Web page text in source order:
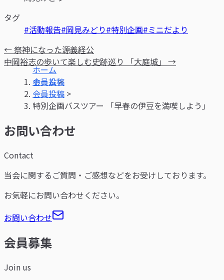
タグ
#活動報告#岡見みどり#特別企画#ミニだより
← 祭神になった源義経公
中岡裕志の歩いて楽しむ史跡巡り 「大庭城」 →
ホーム>
会員投稿 >
特別企画バスツアー 「早春の伊豆を満喫しよう」
お問い合わせ
Contact
当会に関するご質問・ご感想などをお受けしております。
お気軽にお問い合わせください。
お問い合わせ
会員募集
Join us